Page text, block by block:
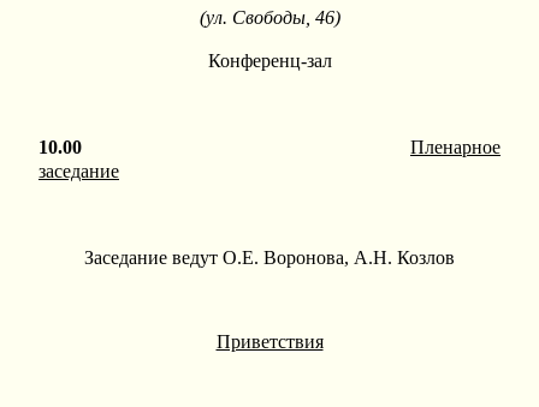
(ул. Свободы, 46)
Конференц-зал
10.00 Пленарное
заседание
Заседание ведут О.Е. Воронова, А.Н. Козлов
Приветствия